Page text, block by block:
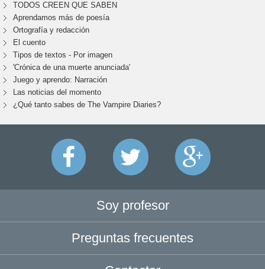
TODOS CREEN QUE SABEN
Aprendamos más de poesía
Ortografía y redacción
El cuento
Tipos de textos - Por imagen
'Crónica de una muerte anunciada'
Juego y aprendo: Narración
Las noticias del momento
¿Qué tanto sabes de The Vampire Diaries?
Soy profesor
Preguntas frecuentes